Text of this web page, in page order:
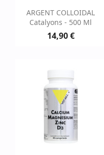
ARGENT COLLOIDAL
Catalyons - 500 Ml
14,90 €